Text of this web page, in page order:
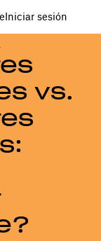
Iniciar sesión
vs.